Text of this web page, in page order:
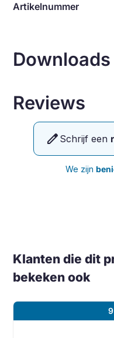
Artikelnummer
Downloads
Reviews
edit Schrijf een
We zijn
Klanten die dit
bekeken ook